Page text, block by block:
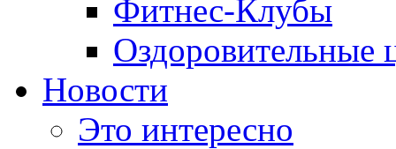
Фитнес-Клубы
Оздоровительные
Новости
Это интересно